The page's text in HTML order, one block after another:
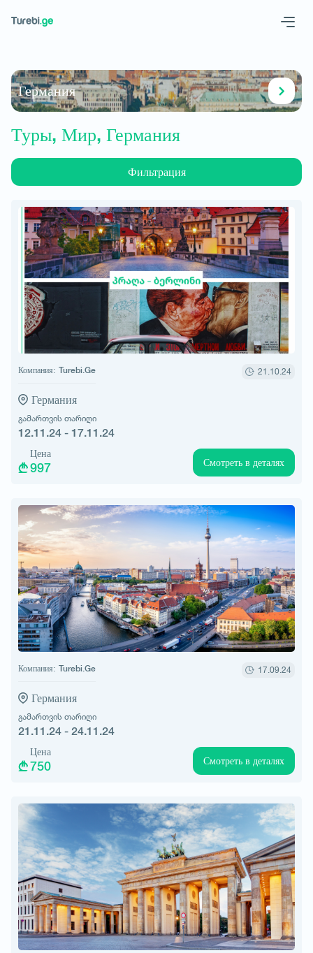
Германия
Туры, Мир, Германия
Фильтрация
Компания: Turebi.Ge 21.10.24
Германия
გამართვის თარიღი
12.11.24 - 17.11.24
Цена
997 Смотреть в деталях
Компания: Turebi.Ge 17.09.24
Германия
გამართვის თარიღი
21.11.24 - 24.11.24
Цена
750 Смотреть в деталях